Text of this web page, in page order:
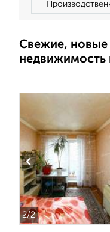
Свежие, новые
недвижимость
2/2
‹